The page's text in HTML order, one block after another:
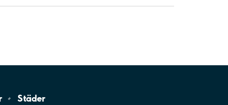
Städer